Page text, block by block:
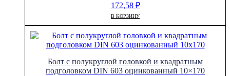
172,58 ₽
В КОРЗИНУ
Болт с полукруглой головкой и квадратным
подголовком DIN 603 оцинкованный 10×170